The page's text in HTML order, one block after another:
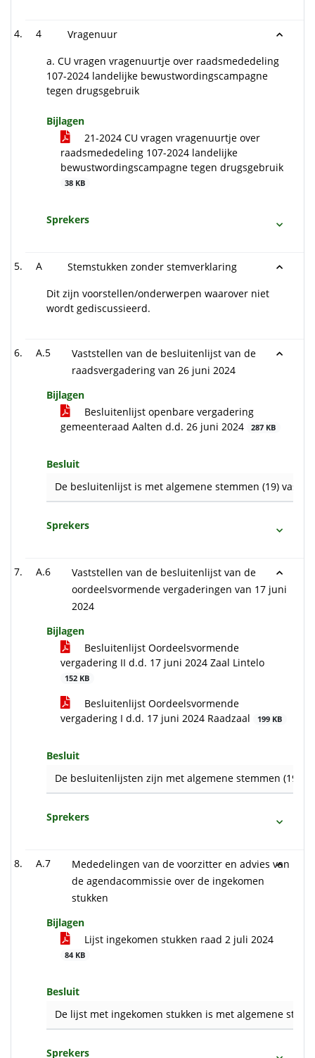
4
Vragenuur
a. CU vragen vragenuurtje over raadsmededeling
107-2024 landelijke bewustwordingscampagne
tegen drugsgebruik
Bijlagen
21-2024 CU vragen vragenuurtje over
raadsmededeling 107-2024 landelijke
bewustwordingscampagne tegen drugsgebruik
38 KB
Sprekers
A
Stemstukken zonder stemverklaring
Dit zijn voorstellen/onderwerpen waarover niet
wordt gediscussieerd.
A.5
Vaststellen van de besluitenlijst van de
raadsvergadering van 26 juni 2024
Bijlagen
Besluitenlijst openbare vergadering
gemeenteraad Aalten d.d. 26 juni 2024
287 KB
Besluit
De besluitenlijst is met algemene stemmen (19)
Sprekers
A.6
Vaststellen van de besluitenlijst van de
oordeelsvormende vergaderingen van 17 juni
2024
Bijlagen
Besluitenlijst Oordeelsvormende
vergadering II d.d. 17 juni 2024 Zaal Lintelo
152 KB
Besluitenlijst Oordeelsvormende
vergadering I d.d. 17 juni 2024 Raadzaal
199 KB
Besluit
De besluitenlijsten zijn met algemene stemmen (19)
Sprekers
A.7
Mededelingen van de voorzitter en advies van
de agendacommissie over de ingekomen
stukken
Bijlagen
Lijst ingekomen stukken raad 2 juli 2024
84 KB
Besluit
De lijst met ingekomen stukken is met algemene
Sprekers